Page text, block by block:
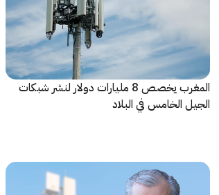
المغرب يخصص 8 مليارات دولار لنشر شبكات
الجيل الخامس في البلاد